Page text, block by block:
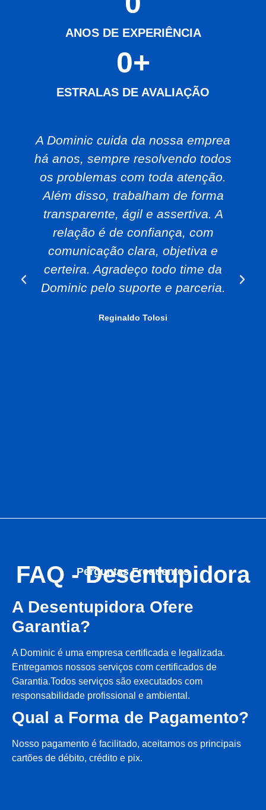
ANOS DE EXPERIÊNCIA
ESTRALAS DE AVALIAÇÃO
0+
A Dominic cuida da nossa emprea
há anos, sempre resolvendo todos
os problemas com toda atenção.
Além disso, trabalham de forma
transparente, ágil e assertiva. A
relação é de confiança, com
comunicação clara, objetiva e
certeira. Agradeço todo time da
Dominic pelo suporte e parceria.
Reginaldo Tolosi
Perguntas Frequentes
FAQ - Desentupidora
A Desentupidora Ofere
Garantia?
A Dominic é uma empresa certificada e legalizada.
Entregamos nossos serviços com certificados de
Garantia.Todos serviços são executados com
responsabilidade profissional e ambiental.
Qual a Forma de Pagamento?
Nosso pagamento é facilitado, aceitamos os principais
cartões de débito, crédito e pix.